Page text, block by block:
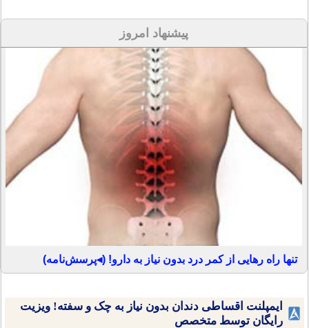
پیشنهاد امروز
تنها راه رهایی از کمر درد بدون نیاز به دارو! (◂پرسش‌نامه)
ایمپلنت اقساطی دندان بدون نیاز به چک و سفته! ویزیت
رایگان توسط متخصص